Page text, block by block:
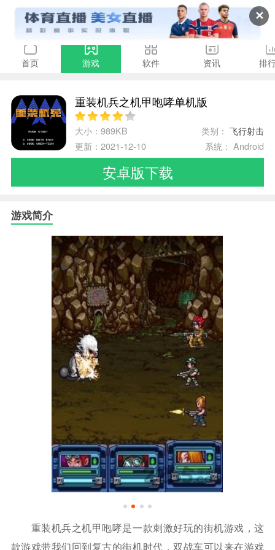
✕
首页 游戏 软件 资讯 排
重装机兵之机甲咆哮单机版
大小：989KB 类别：飞行射击
更新：2021-12-10
系统： Android
安卓版下载
游戏简介
重装机兵之机甲咆哮是一款刺激好玩的街机游戏，这
款游戏带我们回到复古的街机时代，双战车可以来在游戏